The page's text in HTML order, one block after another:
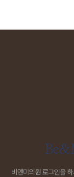
비앤미의원 로그인을